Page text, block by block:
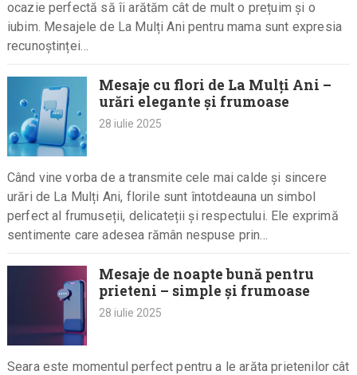
ocazie perfectă să îi arătăm cât de mult o prețuim și o
iubim. Mesajele de La Mulți Ani pentru mama sunt expresia
recunoștinței…
Mesaje cu flori de La Mulți Ani –
urări elegante și frumoase
28 iulie 2025
Când vine vorba de a transmite cele mai calde și sincere
urări de La Mulți Ani, florile sunt întotdeauna un simbol
perfect al frumuseții, delicateții și respectului. Ele exprimă
sentimente care adesea rămân nespuse prin…
Mesaje de noapte bună pentru
prieteni – simple și frumoase
28 iulie 2025
Seara este momentul perfect pentru a le arăta prietenilor cât